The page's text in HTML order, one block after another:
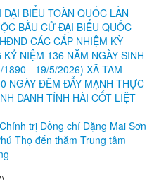
BIỂU TOÀN QUỐC LẦN
BẦU CỬ ĐẠI BIỂU QUỐC
CÁC CẤP NHIỆM KỲ
NIỆM 136 NĂM NGÀY SINH
1890 - 19/5/2026) XÃ TAM
NGÀY ĐÊM ĐẨY MẠNH THỰC
DANH TÍNH HÀI CỐT LIỆT
trịĐồng chí Đặng Mai Sơn
Thọ đến thăm Trung tâm